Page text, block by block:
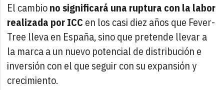
El cambiono significará una ruptura con la labor
realizada por ICC en los casi diez años que Fever-
Tree lleva en España, sino que pretende llevar a
la marca a un nuevo potencial de distribución e
inversión con el que seguir con su expansión y
crecimiento.